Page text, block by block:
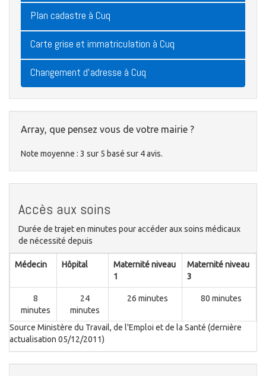
Plan cadastre à Cuq
Carte grise et immatriculation à Cuq
Changement d'adresse à Cuq
Array, que pensez vous de votre mairie ?
Note moyenne : 3 sur 5 basé sur 4avis.
Accès aux soins
Durée de trajet en minutes pour accéder aux soins médicaux
de nécessité depuis
Médecin Hôpital
Maternité niveau
1
Maternité niveau
3
8
minutes
24
minutes
26 minutes 80 minutes
Source Ministère du Travail, de l'Emploi et de la Santé (dernière
actualisation 05/12/2011)